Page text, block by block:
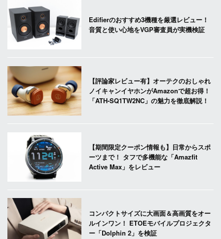
Edifierのおすすめ3機種を厳選レビュー！
音質と使い心地をVGP審査員が実機検証
【評論家レビュー有】オーテクのおしゃれ
ノイキャンイヤホンがAmazonで超お得！
「ATH-SQ1TW2NC」の魅力を徹底解説！
【期間限定クーポン情報も】日常からスポ
ーツまで！ タフで多機能な「Amazfit
Active Max」をレビュー
コンパクトサイズに大画面＆高画質をオー
ルインワン！ ETOEモバイルプロジェクタ
ー「Dolphin 2」を検証